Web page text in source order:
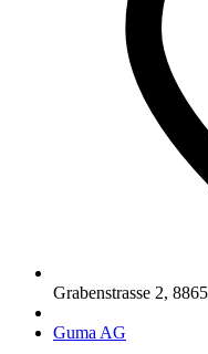
Grabenstrasse 2, 8865
Guma AG